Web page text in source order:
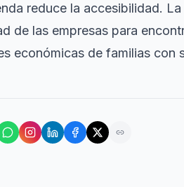
reduce la accesibilidad.
de las empresas para
económicas de familias con